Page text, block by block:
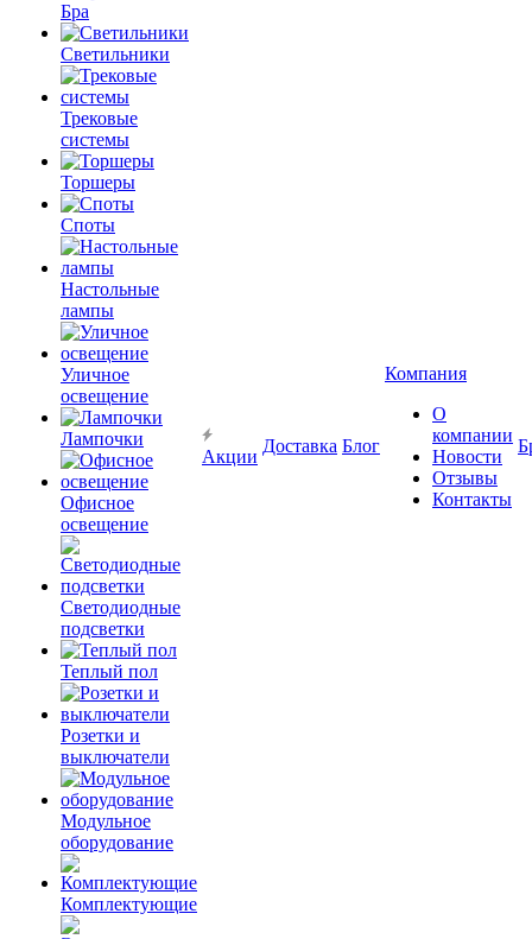
Бра
Светильники
Трековые
системы
Торшеры
Споты
Настольные
лампы
Уличное
освещение
Лампочки
Офисное
освещение
Светодиодные
подсветки
Теплый пол
Розетки и
выключатели
Модульное
оборудование
Комплектующие
Акции
Доставка Блог
Компания
О
компании
Новости
Отзывы
Контакты